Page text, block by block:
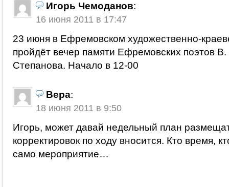
Игорь Чемоданов:
16 июня 2011 в 17:47
23 июня в Ефремовском художественно-
пройдёт вечер памяти Ефремовских поэтов
Степанова. Начало в 12-00
Вера:
18 июня 2011 в 9:50
Игорь, может давай недельный план
корректировок по ходу вносится. Кто время,
само мероприятие…